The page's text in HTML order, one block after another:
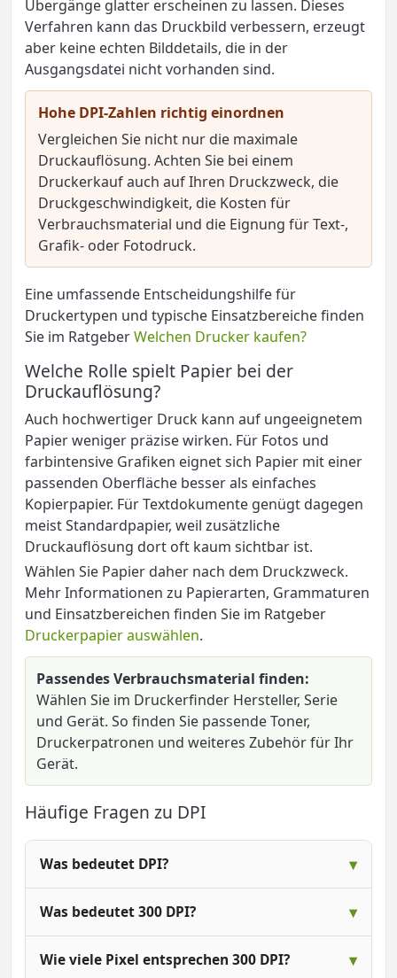
Übergänge glatter erscheinen zu lassen. Dieses
Verfahren kann das Druckbild verbessern, erzeugt
aber keine echten Bilddetails, die in der
Ausgangsdatei nicht vorhanden sind.
Hohe DPI-Zahlen richtig einordnen
Vergleichen Sie nicht nur die maximale
Druckauflösung. Achten Sie bei einem
Druckerkauf auch auf Ihren Druckzweck, die
Druckgeschwindigkeit, die Kosten für
Verbrauchsmaterial und die Eignung für Text-,
Grafik- oder Fotodruck.
Eine umfassende Entscheidungshilfe für
Druckertypen und typische Einsatzbereiche finden
Sie im RatgeberWelchen Drucker kaufen?
Welche Rolle spielt Papier bei der
Druckauflösung?
Auch hochwertiger Druck kann auf ungeeignetem
Papier weniger präzise wirken. Für Fotos und
farbintensive Grafiken eignet sich Papier mit einer
passenden Oberfläche besser als einfaches
Kopierpapier. Für Textdokumente genügt dagegen
meist Standardpapier, weil zusätzliche
Druckauflösung dort oft kaum sichtbar ist.
Wählen Sie Papier daher nach dem Druckzweck.
Mehr Informationen zu Papierarten, Grammaturen
und Einsatzbereichen finden Sie im Ratgeber
Druckerpapier auswählen.
Passendes Verbrauchsmaterial finden:
Wählen Sie im Druckerfinder Hersteller, Serie
und Gerät. So finden Sie passende Toner,
Druckerpatronen und weiteres Zubehör für Ihr
Gerät.
Häufige Fragen zu DPI
Was bedeutet DPI?
Was bedeutet 300 DPI?
Wie viele Pixel entsprechen 300 DPI?